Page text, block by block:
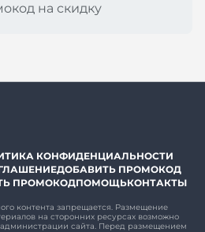
на скидку
КОНФИДЕНЦИАЛЬНОСТИ
ДОБАВИТЬ ПРОМОКОД
ПРОМОКОДПОМОЩЬКОНТАКТЫ
контента запрещается. Размещение
на сторонних ресурсах возможно
администрации сайта. Перед размещением